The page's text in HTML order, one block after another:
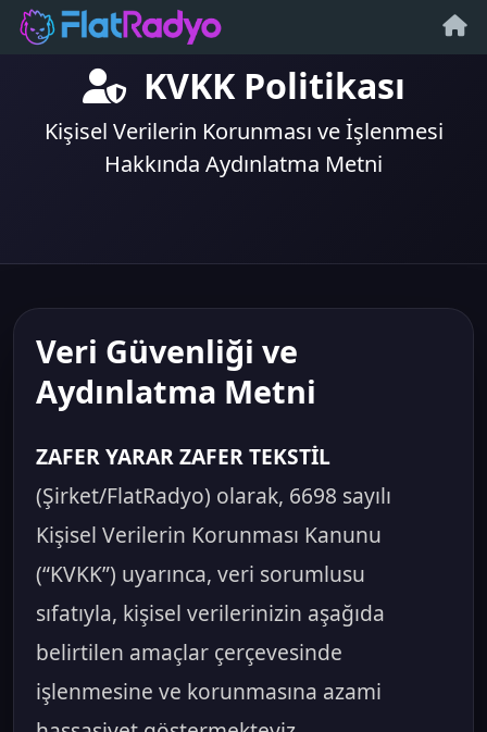
KVKK Politikası
Kişisel Verilerin Korunması ve İşlenmesi
Hakkında Aydınlatma Metni
Veri Güvenliği ve
Aydınlatma Metni
ZAFER YARAR ZAFER TEKSTİL
(Şirket/FlatRadyo) olarak, 6698 sayılı
Kişisel Verilerin Korunması Kanunu
(“KVKK”) uyarınca, veri sorumlusu
sıfatıyla, kişisel verilerinizin aşağıda
belirtilen amaçlar çerçevesinde
işlenmesine ve korunmasına azami